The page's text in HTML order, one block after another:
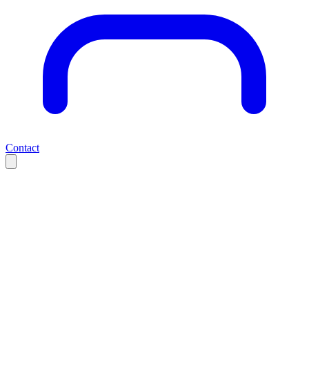
Contact